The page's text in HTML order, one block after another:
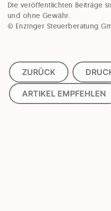
Die veröffentlichten Beiträge
und ohne Gewähr.
© Enzinger Steuerberatung
ZURÜCK
ARTIKEL EMPFEHLEN